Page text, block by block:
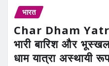
भारत
Char Dham
भारी बारिश और
धाम यात्रा अस्थायी